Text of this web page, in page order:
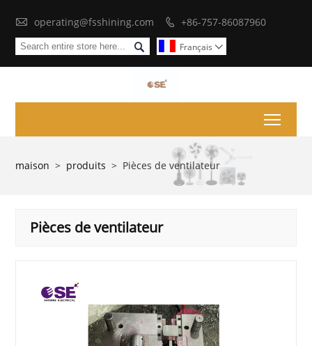
 operating@fsshining.com  +86-757-86087960
 Français 
maison > produits > Pièces de ventilateur
Pièces de ventilateur